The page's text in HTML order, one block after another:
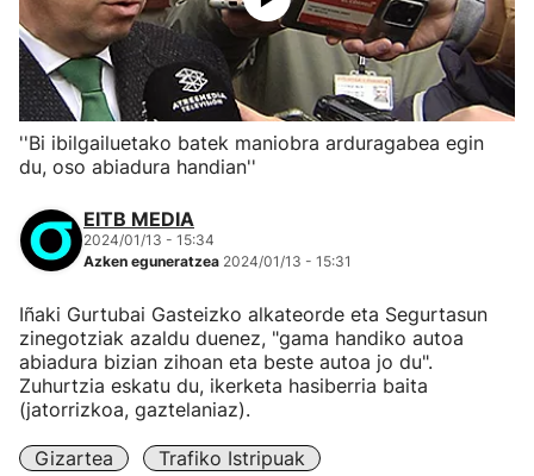
''Bi ibilgailuetako batek maniobra arduragabea egin
du, oso abiadura handian''
EITB MEDIA
2024/01/13 - 15:34
Azken eguneratzea 2024/01/13 - 15:31
Iñaki Gurtubai Gasteizko alkateorde eta Segurtasun
zinegotziak azaldu duenez, "gama handiko autoa
abiadura bizian zihoan eta beste autoa jo du".
Zuhurtzia eskatu du, ikerketa hasiberria baita
(jatorrizkoa, gaztelaniaz).
Gizartea
Trafiko Istripuak